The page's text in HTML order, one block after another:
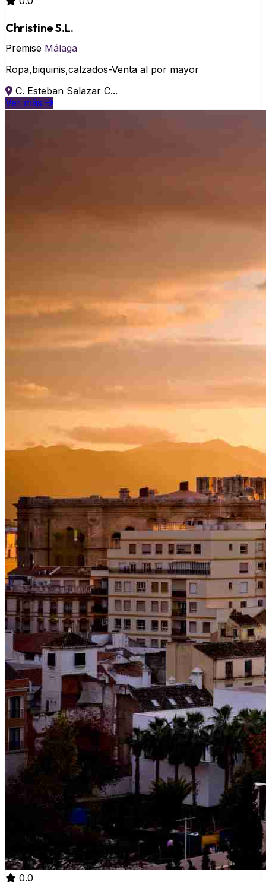
Christine S.L.
Premise Málaga
Ropa,biquinis,calzados-Venta al por mayor
C. Esteban Salazar C...
Ver más
0.0